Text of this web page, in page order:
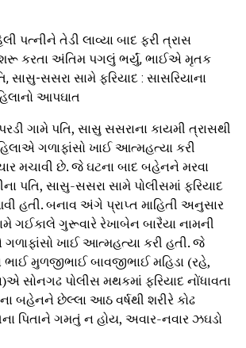
પત્નીને તેડી લાવ્યા બાદ ફરી ત્રાસ
કરતા અંતિમ પગલું ભર્યું, ભાઈએ મૃતક
સાસુ-સસરા સામે ફરિયાદ : સાસરિયાના
આપઘાત
ગામે પતિ, સાસુ સસરાના કાયમી ત્રાસથી
ગળાફાંસો ખાઈ આત્મહત્યા કરી
મચાવી છે. જે ઘટના બાદ બહેનને મરવા
પતિ, સાસુ-સસરા સામે પોલીસમાં ફરિયાદ
હતી. બનાવ અંગે પ્રાપ્ત માહિતી અનુસાર
ગઈકાલે ગુરૂવારે રેખાબેન બારૈયા નામની
ગળાફાંસો ખાઈ આત્મહત્યા કરી હતી. જે
મુળજીભાઈ બાવજીભાઈ મહિડા (રહે,
સોનગઢ પોલીસ મથકમાં ફરિયાદ નોંધાવતા
બહેનને છેલ્લા આઠ વર્ષથી શરીરે કોઢ
પિતાને ગમતું ન હોય, અવાર-નવાર ઝઘડો